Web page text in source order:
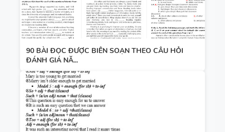
90 BÀI ĐỌC ĐƯỢC BIÊN SOẠN THEO CÂU HỎI
ĐÁNH GIÁ NĂ...